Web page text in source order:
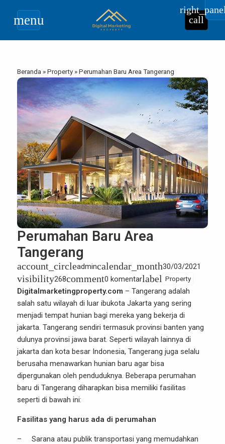
menu call
Beranda »Property »Perumahan Baru Area Tangerang
Perumahan Baru Area
Tangerang
account_circleadmincalendar_month30/03/2021
visibility268comment0 komentarlabel Property
Digitalmarketingproperty.com – Tangerang adalah
salah satu wilayah di luar ibukota Jakarta yang sering
menjadi tempat hunian bagi mereka yang bekerja di
jakarta. Tangerang sendiri termasuk provinsi banten yang
dulunya provinsi jawa barat. Seperti wilayah lainnya di
jakarta dan kota besar Indonesia, Tangerang juga selalu
berusaha menawarkan hunian baru agar bisa
dipergunakan oleh penduduknya. Beberapa perumahan
baru di Tangerang diharapkan bisa memiliki fasilitas
seperti di bawah ini:
Fasilitas yang harus ada di perumahan
– Sarana atau publik transportasi yang memudahkan